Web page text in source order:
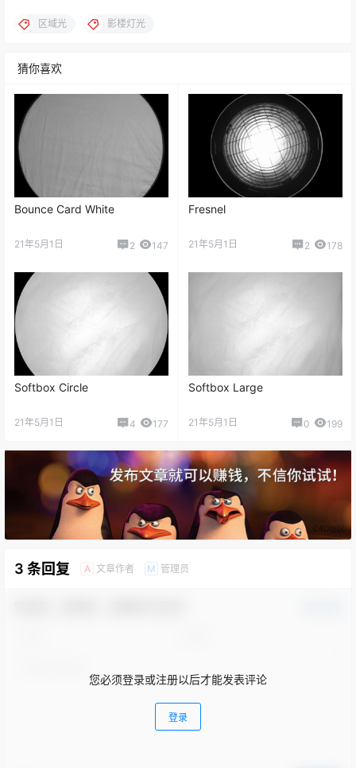
区域光 影楼灯光
猜你喜欢
Bounce Card White
21年5月1日 2 147
Fresnel
21年5月1日 2 178
Softbox Circle
21年5月1日 4 177
Softbox Large
21年5月1日 0 199
3 条回复 A 文章作者 M 管理员
您必须登录或注册以后才能发表评论
登录